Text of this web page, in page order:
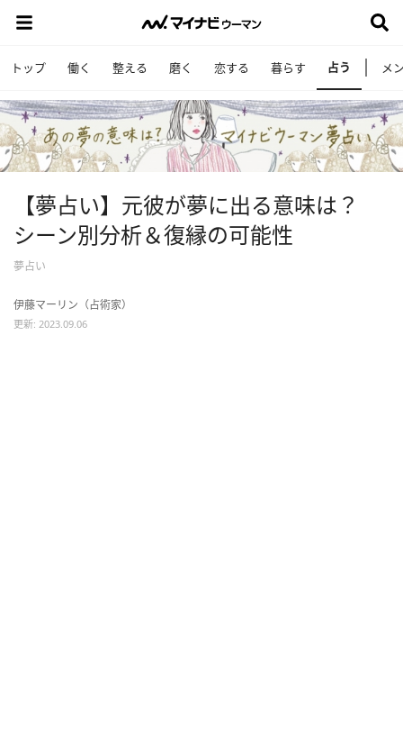
トップ 働く 整える 磨く 恋する 暮らす 占う メ
【夢占い】元彼が夢に出る意味は？
シーン別分析＆復縁の可能性
夢占い
伊藤マーリン（占術家）
更新: 2023.09.06